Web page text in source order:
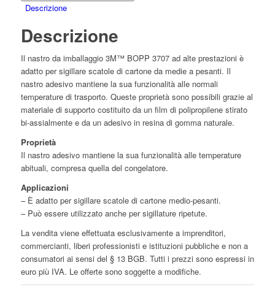
Descrizione
Descrizione
Il nastro da imballaggio 3M™ BOPP 3707 ad alte prestazioni è
adatto per sigillare scatole di cartone da medie a pesanti. Il
nastro adesivo mantiene la sua funzionalità alle normali
temperature di trasporto. Queste proprietà sono possibili grazie al
materiale di supporto costituito da un film di polipropilene stirato
bi-assialmente e da un adesivo in resina di gomma naturale.
Proprietà
Il nastro adesivo mantiene la sua funzionalità alle temperature
abituali, compresa quella del congelatore.
Applicazioni
– È adatto per sigillare scatole di cartone medio-pesanti.
– Può essere utilizzato anche per sigillature ripetute.
La vendita viene effettuata esclusivamente a imprenditori,
commercianti, liberi professionisti e istituzioni pubbliche e non a
consumatori ai sensi del § 13 BGB. Tutti i prezzi sono espressi in
euro più IVA. Le offerte sono soggette a modifiche.